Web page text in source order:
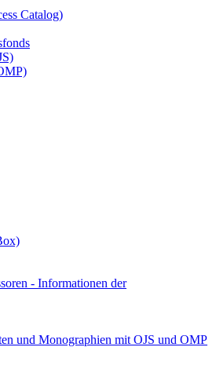
Catalog)
- Informationen der
und Monographien mit OJS und OMP